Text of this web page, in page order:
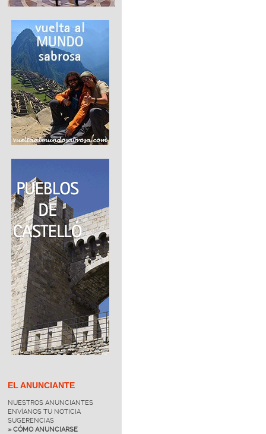
EL ANUNCIANTE
NUESTROS ANUNCIANTES
ENVÍANOS TU NOTICIA
SUGERENCIAS
» CÓMO ANUNCIARSE